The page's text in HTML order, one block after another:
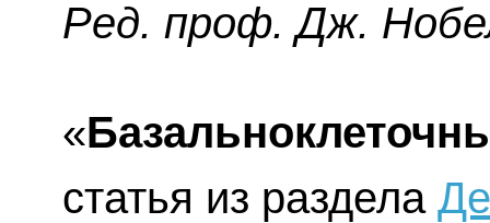
Ред. проф. Дж.
«
статья из раздела